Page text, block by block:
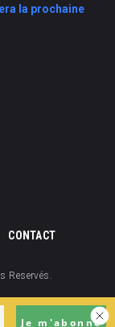
la prochaine
CONTACT
Reservés.
Cameroun.